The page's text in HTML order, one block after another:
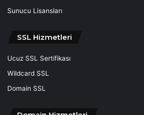
Sunucu Lisansları
SSL Hizmetleri
Ucuz SSL Sertifikası
Wildcard SSL
Domain SSL